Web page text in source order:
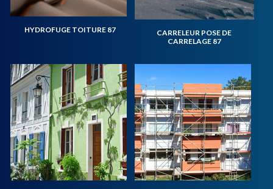
HYDROFUGE TOITURE 87
CARRELEUR POSE DE
CARRELAGE 87